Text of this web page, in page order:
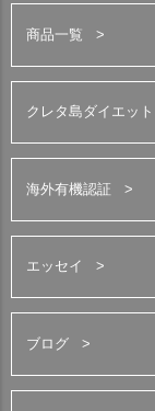
商品一覧
クレタ島ダイエット
海外有機認証
エッセイ
ブログ